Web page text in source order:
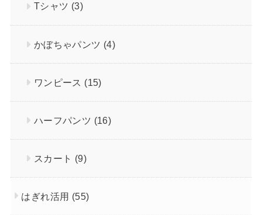
Tシャツ (3)
かぼちゃパンツ (4)
ワンピース (15)
ハーフパンツ (16)
スカート (9)
はぎれ活用 (55)